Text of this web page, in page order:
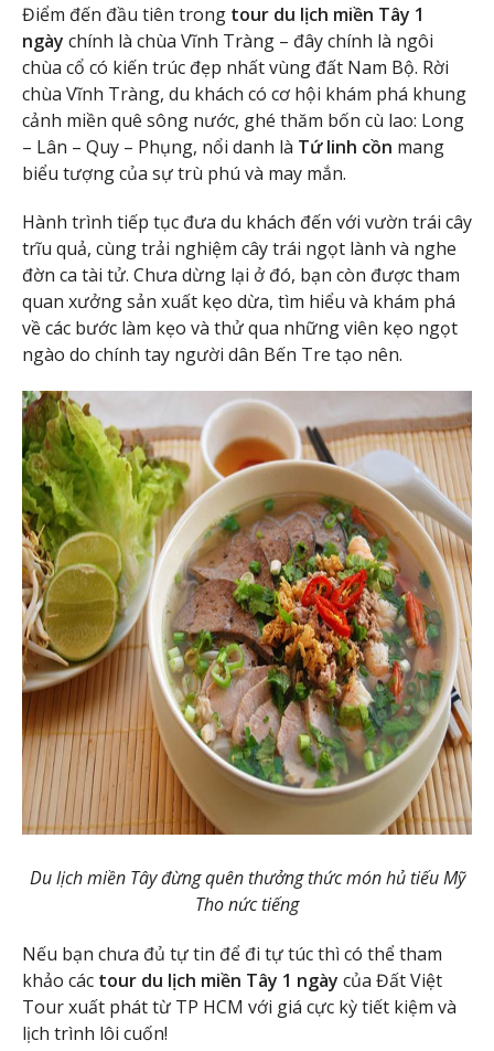
Điểm đến đầu tiên trong tour du lịch miền Tây 1
ngày chính là chùa Vĩnh Tràng – đây chính là ngôi
chùa cổ có kiến trúc đẹp nhất vùng đất Nam Bộ. Rời
chùa Vĩnh Tràng, du khách có cơ hội khám phá khung
cảnh miền quê sông nước, ghé thăm bốn cù lao: Long
– Lân – Quy – Phụng, nổi danh là Tứ linh cồn mang
biểu tượng của sự trù phú và may mắn.
Hành trình tiếp tục đưa du khách đến với vườn trái cây
trĩu quả, cùng trải nghiệm cây trái ngọt lành và nghe
đờn ca tài tử. Chưa dừng lại ở đó, bạn còn được tham
quan xưởng sản xuất kẹo dừa, tìm hiểu và khám phá
về các bước làm kẹo và thử qua những viên kẹo ngọt
ngào do chính tay người dân Bến Tre tạo nên.
Du lịch miền Tây đừng quên thưởng thức món hủ tiếu Mỹ
Tho nức tiếng
Nếu bạn chưa đủ tự tin để đi tự túc thì có thể tham
khảo các tour du lịch miền Tây 1 ngày của Đất Việt
Tour xuất phát từ TP HCM với giá cực kỳ tiết kiệm và
lịch trình lôi cuốn!